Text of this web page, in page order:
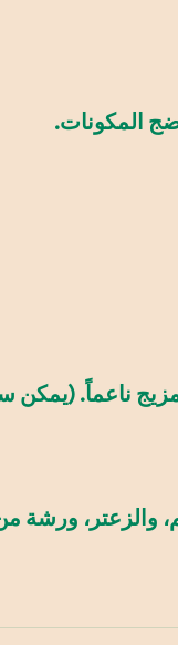
ناعماً. (يمكن
والزعتر، ورشة